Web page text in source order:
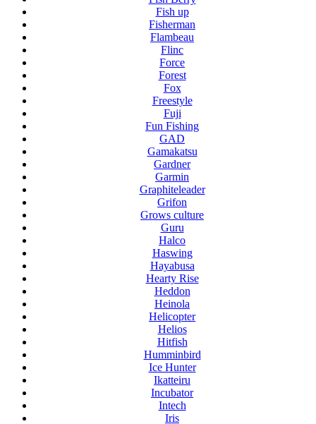
Fish up
Fisherman
Flambeau
Flinc
Force
Forest
Fox
Freestyle
Fuji
Fun Fishing
GAD
Gamakatsu
Gardner
Garmin
Graphiteleader
Grifon
Grows culture
Guru
Halco
Haswing
Hayabusa
Hearty Rise
Heddon
Heinola
Helicopter
Helios
Hitfish
Humminbird
Ice Hunter
Ikatteiru
Incubator
Intech
Iris